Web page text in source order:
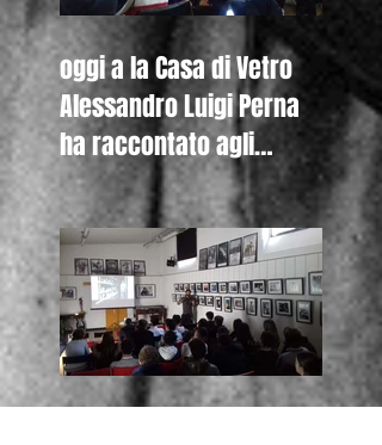
oggi a la Casa di Vetro
Alessandro Luigi Perna
ha raccontato agli
studenti del Liceo De
Nicola di Se